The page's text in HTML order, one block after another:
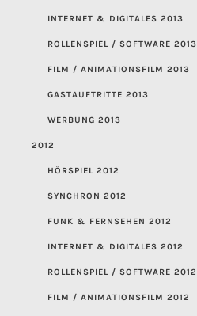
INTERNET & DIGITALES 2013
ROLLENSPIEL / SOFTWARE 2013
FILM / ANIMATIONSFILM 2013
GASTAUFTRITTE 2013
WERBUNG 2013
2012
HÖRSPIEL 2012
SYNCHRON 2012
FUNK & FERNSEHEN 2012
INTERNET & DIGITALES 2012
ROLLENSPIEL / SOFTWARE 2012
FILM / ANIMATIONSFILM 2012